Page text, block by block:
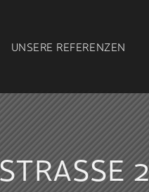
UNSERE REFERENZEN
20